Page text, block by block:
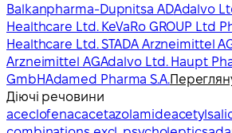
Balkanpharma-Dupnitsa ADAdalvo
Healthcare Ltd. KeVaRo GROUP Ltd
Healthcare Ltd. STADA Arzneimittel
Arzneimittel AGAdalvo Ltd. Haupt
GmbHAdamed Pharma S.A.
Діючі речовини
aceclofenacacetazolamide